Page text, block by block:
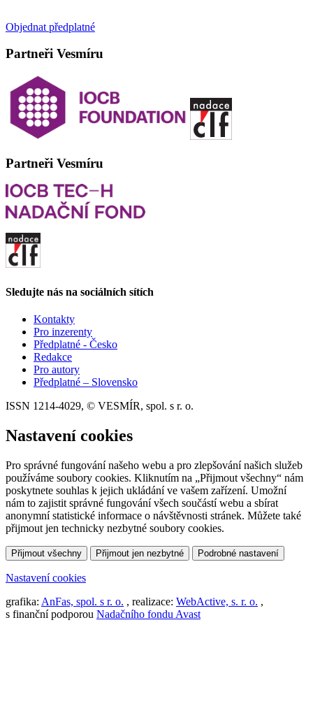
Objednat předplatné
Partneři Vesmíru
Partneři Vesmíru
Sledujte nás na sociálních sítích
Kontakty
Pro inzerenty
Předplatné - Česko
Redakce
Pro autory
Předplatné – Slovensko
ISSN 1214-4029, © VESMÍR, spol. s r. o.
Nastavení cookies
Pro správné fungování našeho webu a pro zlepšování našich služeb
používáme soubory cookies. Kliknutím na „Přijmout všechny“ nám
poskytnete souhlas k jejich ukládání ve vašem zařízení. Umožní
nám to zajistit správné fungování všech součástí webu a sbírat
anonymní statistické informace o návštěvnosti stránek. Můžete také
přijmout jen technicky nezbytné soubory cookies.
Přijmout všechny Přijmout jen nezbytné Podrobné nastavení
Nastavení cookies
grafika: AnFas, spol. s r. o. , realizace: WebActive, s. r. o. ,
s finanční podporou Nadačního fondu Avast